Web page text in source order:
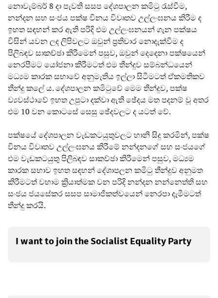
නොවැම්බර් 8 දා පැවති සසප දේශපාලන කමිටු රැස්වීම,
නන්දන සහ සංජය පක්ෂ විනය විවෘතව උල්ලංඝනය කිරීම ද
ඉහත සඳහන් කර ඇති පරිදි එම උල්ලංඝනයන් ගැන පක්ෂය
විසින් යවන ලද ලිපිවලට ඔවුන් ප්‍රතිචාර නොදැක්වීම ද
පිලිබඳව සාකච්ඡා කිරීමෙන් පසුව, ඔවුන් දෙදෙනා පක්ෂයෙන්
නෙරපීමට යෝජනා කිරීමටත් එම තීන්දුව සම්බන්ධයෙන්
මධ්‍යම කාරක සභාවේ අනුමැතිය ඉල්ලා සිටීමටත් ඒකමතිකව
තීන්දු කලේ ය. දේශපාලන කමිටුවේ මෙම තීන්දුව, පක්ෂ
ව්‍යවස්ථාවේ ඉහත උපුටා දක්වා ඇති ඡේදය මත පදනම් වූ අතර
එම 10 වන කොටසේ සෙසු ඡේදවලට ද යටත් වේ.
පක්ෂයේ දේශපාලන වැඩකටයුතුවලට හානි සිදු කරමින්, පක්ෂ
විනය විවෘතව උල්ලංඝනය කිරීමේ නන්දනගේ සහ සංජයගේ
එම වැඩකටයුතු පිලිබඳව සාකච්ඡා කිරීමෙන් පසුව, මධ්‍යම
කාරක සභාව ඉහත සඳහන් දේශාපලන කමිටු තීන්දුව අනුමත
කිරීමටත් වහාම ක්‍රියාත්මක වන පරිදි නන්දන නන්නෙත්ති සහ
සංජය ජයසේකර සසප සාමාජිකත්වයෙන් නෙරපා දැමීමටත්
තීන්දු කරයි.
I want to join the Socialist Equality Party